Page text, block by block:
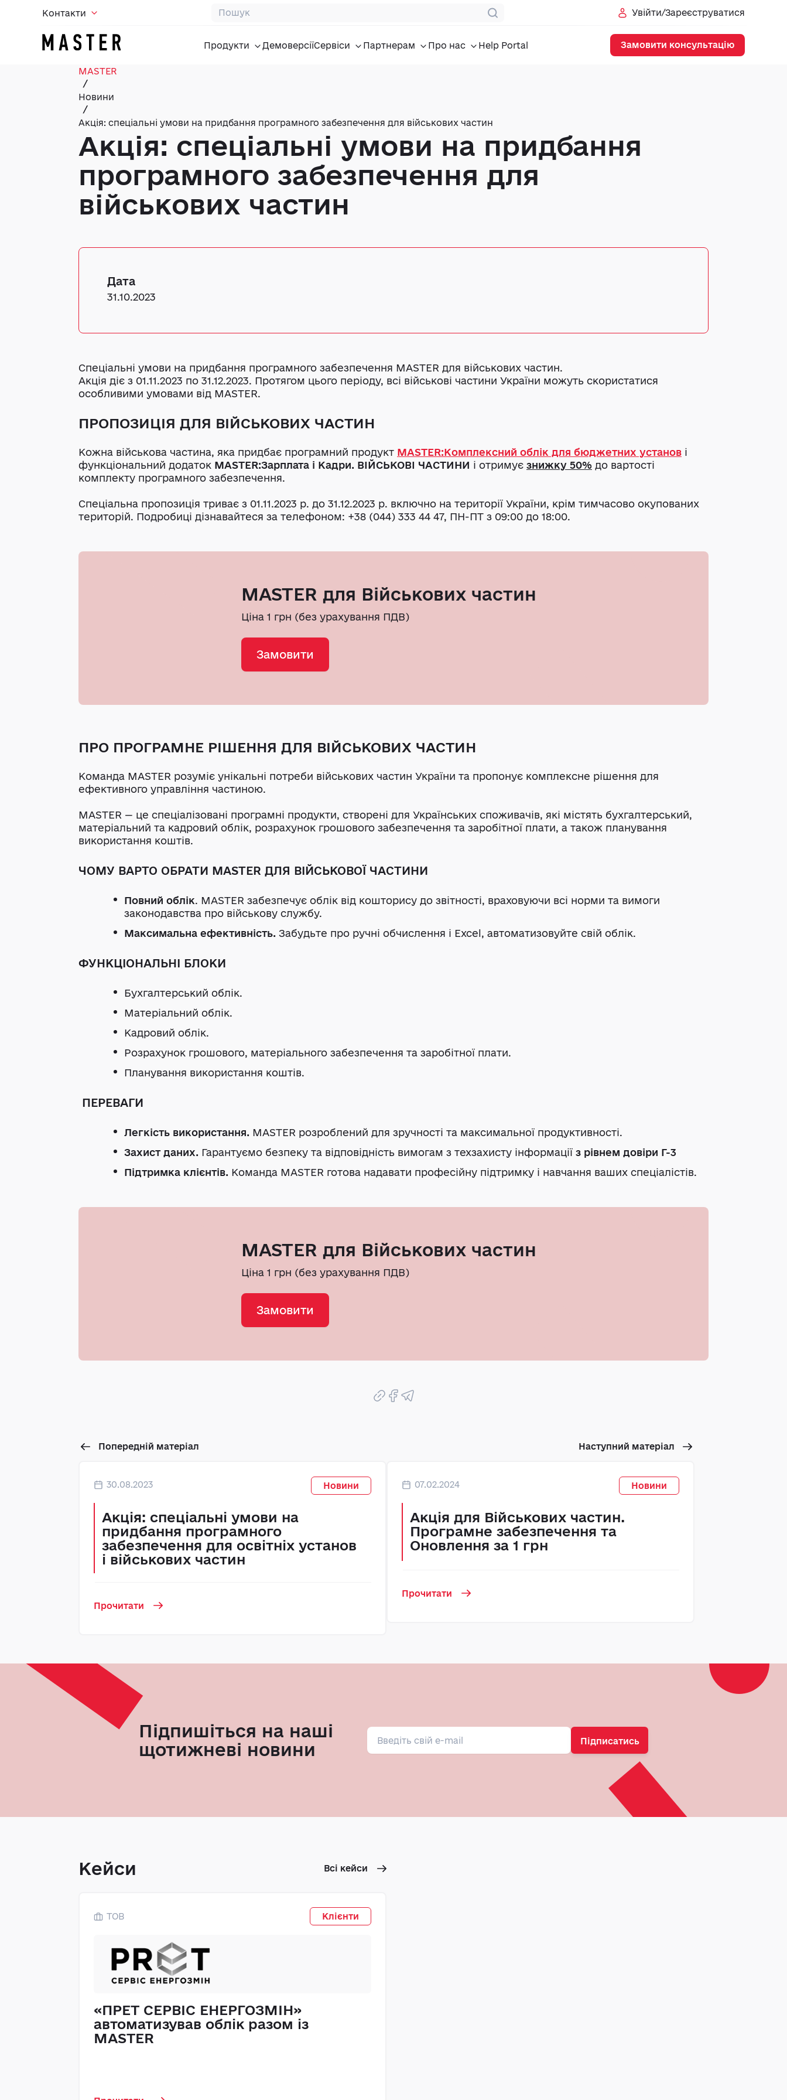
Контакти Увійти/Зареєструватися
Продукти ДемоверсіїСервіси Партнерам Про нас Help Portal Замовити консультацію
MASTER
/
Новини
/
Акція: спеціальні умови на придбання програмного забезпечення для військових частин
Акція: спеціальні умови на придбання
програмного забезпечення для
військових частин
Дата
31.10.2023
Cпеціальні умови на придбання програмного забезпечення MASTER для військових частин.
Акція діє з 01.11.2023 по 31.12.2023. Протягом цього періоду, всі військові частини України можуть скористатися
особливими умовами від MASTER.
ПРОПОЗИЦІЯ ДЛЯ ВІЙСЬКОВИХ ЧАСТИН
Кожна військова частина, яка придбає програмний продукт MASTER:Комплексний облік для бюджетних установ і
функціональний додаток MASTER:Зарплата і Кадри. ВІЙСЬКОВІ ЧАСТИНИ і отримує знижку 50% до вартості
комплекту програмного забезпечення.
Спеціальна пропозиція триває з 01.11.2023 р. до 31.12.2023 р. включно на території України, крім тимчасово окупованих
територій. Подробиці дізнавайтеся за телефоном: +38 (044) 333 44 47, ПН-ПТ з 09:00 до 18:00.
MASTER для Військових частин
Ціна 1 грн (без урахування ПДВ)
Замовити
ПРО ПРОГРАМНЕ РІШЕННЯ ДЛЯ ВІЙСЬКОВИХ ЧАСТИН
Команда MASTER розуміє унікальні потреби військових частин України та пропонує комплексне рішення для
ефективного управління частиною.
MASTER — це спеціалізовані програмні продукти, створені для Українських споживачів, які містять бухгалтерський,
матеріальний та кадровий облік, розрахунок грошового забезпечення та заробітної плати, а також планування
використання коштів.
ЧОМУ ВАРТО ОБРАТИ MASTER ДЛЯ ВІЙСЬКОВОЇ ЧАСТИНИ
Повний облік. MASTER забезпечує облік від кошторису до звітності, враховуючи всі норми та вимоги
законодавства про військову службу.
Максимальна ефективність. Забудьте про ручні обчислення і Excel, автоматизовуйте свій облік.
ФУНКЦІОНАЛЬНІ БЛОКИ
Бухгалтерський облік.
Матеріальний облік.
Кадровий облік.
Розрахунок грошового, матеріального забезпечення та заробітної плати.
Планування використання коштів.
ПЕРЕВАГИ
Легкість використання. MASTER розроблений для зручності та максимальної продуктивності.
Захист даних. Гарантуємо безпеку та відповідність вимогам з техзахисту інформації з рівнем довіри Г-3
Підтримка клієнтів. Команда MASTER готова надавати професійну підтримку і навчання ваших спеціалістів.
MASTER для Військових частин
Ціна 1 грн (без урахування ПДВ)
Замовити
Попередній матеріал
30.08.2023 Новини
Акція: спеціальні умови на
придбання програмного
забезпечення для освітніх установ
і військових частин
Прочитати
Наступний матеріал
07.02.2024 Новини
Акція для Військових частин.
Програмне забезпечення та
Оновлення за 1 грн
Прочитати
Підпишіться на наші
щотижневі новини
Підписатись
Кейси Всі кейси
ТОВ Клієнти
«ПРЕТ СЕРВІС ЕНЕРГОЗМІН»
автоматизував облік разом із
MASTER